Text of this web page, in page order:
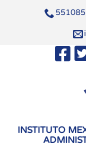
INSTITUTO